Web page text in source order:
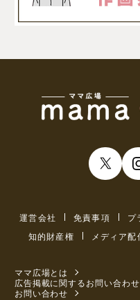
運営会社 免責事項 プ
知的財産権
メディア配
ママ広場とは
広告掲載に関するお問い合わせ
お問い合わせ